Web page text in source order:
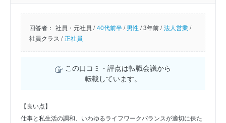
回答者： 社員・元社員 / 40代前半/男性/3年前 / 法人営業/
社員クラス / 正社員
この口コミ・評点は転職会議から
転載しています。
【良い点】
仕事と私生活の調和、いわゆるライフワークバランスが適切に保た